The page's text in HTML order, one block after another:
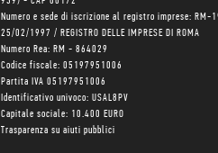
Numero e sede di iscrizione al registro imprese: RM-
25/02/1997 / REGISTRO DELLE IMPRESE DI ROMA
Numero Rea: RM - 864029
Codice fiscale: 05197951006
Partita IVA 05197951006
Identificativo univoco: USAL8PV
Capitale sociale: 10.400 EURO
Trasparenza su aiuti pubblici